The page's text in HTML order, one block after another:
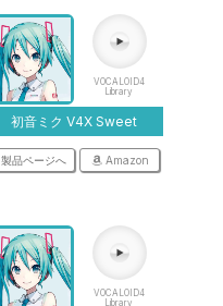
VOCALOID4
Library
初音ミク V4X Sweet
製品ページへ Amazon
VOCALOID4
Library